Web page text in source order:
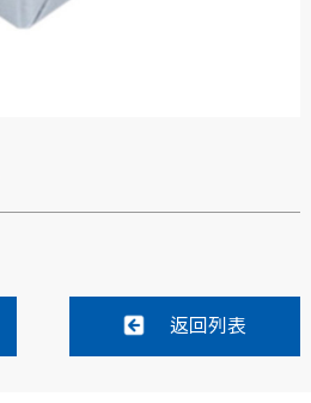
返回列表